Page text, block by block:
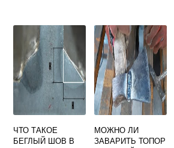
ЧТО ТАКОЕ
БЕГЛЫЙ ШОВ В
МОЖНО ЛИ
ЗАВАРИТЬ ТОПОР